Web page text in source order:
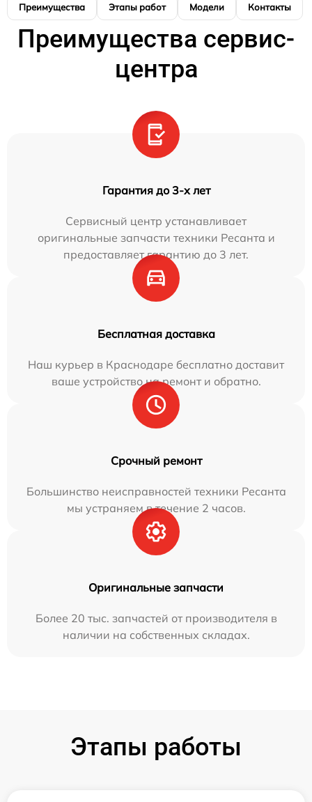
Преимущества Этапы работ Модели Контакты
Преимущества сервис-
центра
Гарантия до 3-х лет
Сервисный центр устанавливает
оригинальные запчасти техники Ресанта и
предоставляет гарантию до 3 лет.
Бесплатная доставка
Наш курьер в Краснодаре бесплатно доставит
ваше устройство на ремонт и обратно.
Срочный ремонт
Большинство неисправностей техники Ресанта
мы устраняем в течение 2 часов.
Оригинальные запчасти
Более 20 тыс. запчастей от производителя в
наличии на собственных складах.
Этапы работы